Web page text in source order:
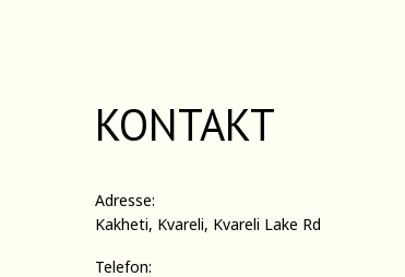
KONTAKT
Adresse:
Kakheti, Kvareli, Kvareli Lake Rd
Telefon: